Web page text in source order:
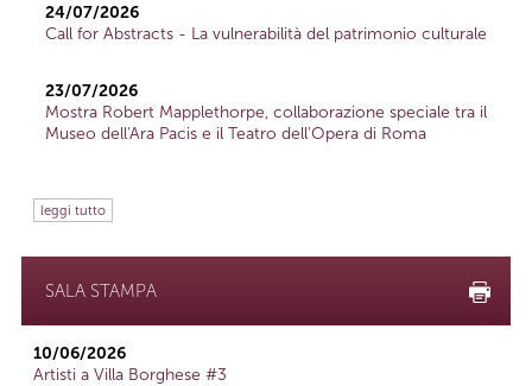
24/07/2026
Call for Abstracts - La vulnerabilità del patrimonio culturale
23/07/2026
Mostra Robert Mapplethorpe, collaborazione speciale tra il
Museo dell'Ara Pacis e il Teatro dell'Opera di Roma
leggi tutto
SALA STAMPA
10/06/2026
Artisti a Villa Borghese #3